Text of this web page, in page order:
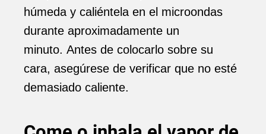
húmeda y caliéntela en el microondas
durante aproximadamente un
minuto. Antes de colocarlo sobre su
cara, asegúrese de verificar que no esté
demasiado caliente.